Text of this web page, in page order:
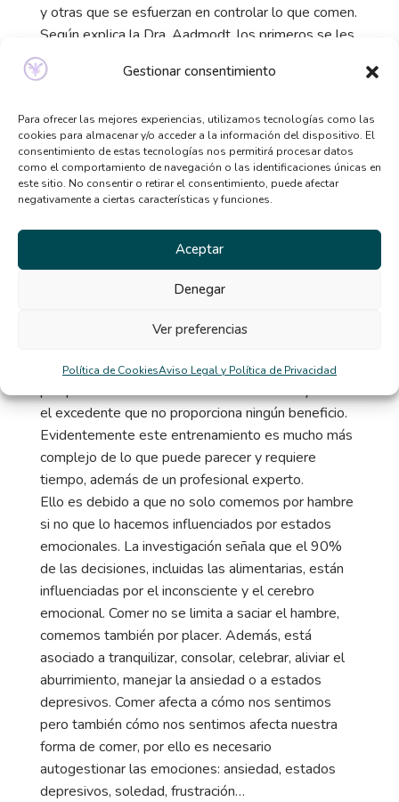
Gestionar consentimiento
Para ofrecer las mejores experiencias, utilizamos tecnologías como las
cookies para almacenar y/o acceder a la información del dispositivo. El
consentimiento de estas tecnologías nos permitirá procesar datos
como el comportamiento de navegación o las identificaciones únicas en
este sitio. No consentir o retirar el consentimiento, puede afectar
negativamente a ciertas características y funciones.
Aceptar
Denegar
Ver preferencias
Política de CookiesAviso Legal y Política de Privacidad
y otras que se esfuerzan en controlar lo que comen.
Según explica la Dra. Aadmodt, los primeros se les
puede conocer con el nombre de comedores
intuitivos y a los segundos, comedores controlados.
su percepción de hambre, comen lo que necesitan,
piensan menos en la comida y presentan menos
sobrepeso.
Los comedores controlados están más pendientes
propensos a experimentar atracones. Estos
hallazgos nos llevan a una reflexión que tiene como
resultado lo que se empieza a llamar comedores
conscientes. Para lograr ser un comedor consciente
es necesario llevar a cabo un entrenamiento para
deja de sentirlas. Esta percepción es fundamental
porque muchas veces se come sin hambre y ese es
el excedente que no proporciona ningún beneficio.
Evidentemente este entrenamiento es mucho más
complejo de lo que puede parecer y requiere
tiempo, además de un profesional experto.
Ello es debido a que no solo comemos por hambre
si no que lo hacemos influenciados por estados
emocionales. La investigación señala que el 90%
de las decisiones, incluidas las alimentarias, están
influenciadas por el inconsciente y el cerebro
emocional. Comer no se limita a saciar el hambre,
comemos también por placer. Además, está
asociado a tranquilizar, consolar, celebrar, aliviar el
aburrimiento, manejar la ansiedad o a estados
depresivos. Comer afecta a cómo nos sentimos
pero también cómo nos sentimos afecta nuestra
forma de comer, por ello es necesario
autogestionar las emociones: ansiedad, estados
depresivos, soledad, frustración…